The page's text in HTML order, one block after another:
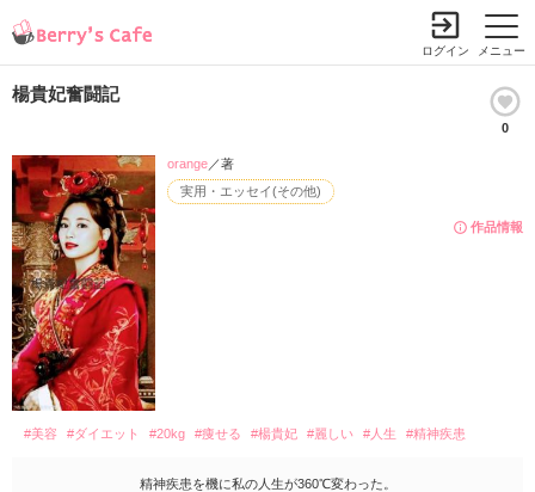
メニュー
ログイン
楊貴妃奮闘記
0
作品情報
実用・エッセイ(その他)
orange／著
#美容 #ダイエット #20kg #痩せる #楊貴妃 #麗しい #人生 #精神疾患
精神疾患を機に私の人生が360℃変わった。